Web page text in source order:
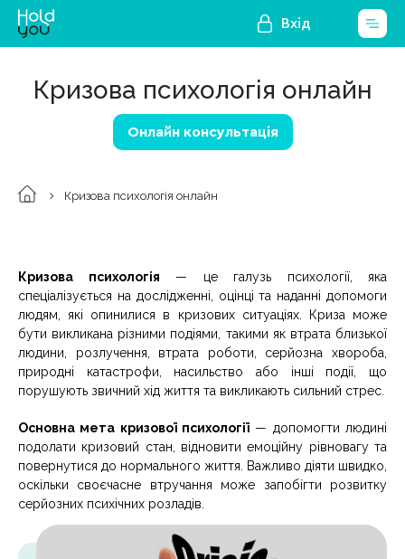
Вхід
Кризова психологія онлайн
Онлайн консультація
Кризова психологія онлайн
Кризова психологія — це галузь психології, яка
спеціалізується на дослідженні, оцінці та наданні допомоги
людям, які опинилися в кризових ситуаціях. Криза може
бути викликана різними подіями, такими як втрата близької
людини, розлучення, втрата роботи, серйозна хвороба,
природні катастрофи, насильство або інші події, що
порушують звичний хід життя та викликають сильний стрес.
Основна мета кризової психології — допомогти людині
подолати кризовий стан, відновити емоційну рівновагу та
повернутися до нормального життя. Важливо діяти швидко,
оскільки своєчасне втручання може запобігти розвитку
серйозних психічних розладів.